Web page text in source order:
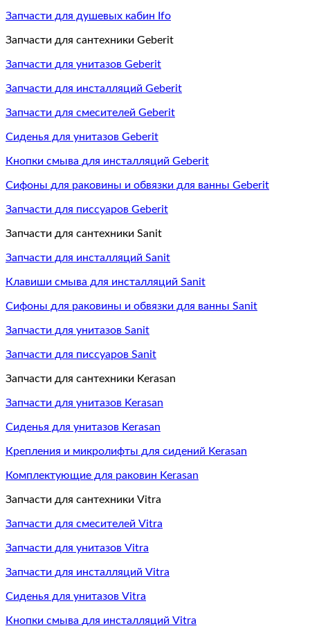
Запчасти для душевых кабин Ifo
Запчасти для сантехники Geberit
Запчасти для унитазов Geberit
Запчасти для инсталляций Geberit
Запчасти для смесителей Geberit
Сиденья для унитазов Geberit
Кнопки смыва для инсталляций Geberit
Сифоны для раковины и обвязки для ванны Geberit
Запчасти для писсуаров Geberit
Запчасти для сантехники Sanit
Запчасти для инсталляций Sanit
Клавиши смыва для инсталляций Sanit
Сифоны для раковины и обвязки для ванны Sanit
Запчасти для унитазов Sanit
Запчасти для писсуаров Sanit
Запчасти для сантехники Kerasan
Запчасти для унитазов Kerasan
Сиденья для унитазов Kerasan
Крепления и микролифты для сидений Kerasan
Комплектующие для раковин Kerasan
Запчасти для сантехники Vitra
Запчасти для смесителей Vitra
Запчасти для унитазов Vitra
Запчасти для инсталляций Vitra
Сиденья для унитазов Vitra
Кнопки смыва для инсталляций Vitra